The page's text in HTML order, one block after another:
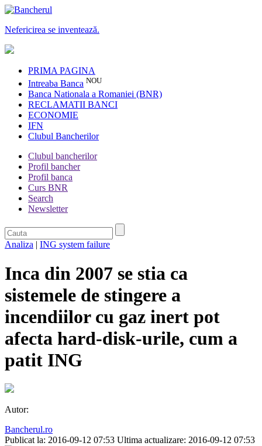
Nefericirea se inventează.
PRIMA PAGINA
Intreaba Banca NOU
Banca Nationala a Romaniei (BNR)
RECLAMATII BANCI
ECONOMIE
IFN
Clubul Bancherilor
Clubul bancherilor
Profil bancher
Profil banca
Curs BNR
Search
Newsletter
Analiza | ING system failure
Inca din 2007 se stia ca
sistemele de stingere a
incendiilor cu gaz inert pot
afecta hard-disk-urile, cum a
patit ING
Autor:
Bancherul.ro
Publicat la: 2016-09-12 07:53 Ultima actualizare: 2016-09-12 07:53